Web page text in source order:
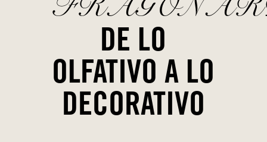
DE LO
OLFATIVO A LO
DECORATIVO